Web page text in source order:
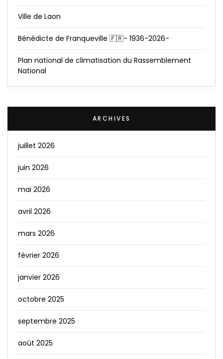
Ville de Laon
Bénédicte de Franqueville 🇫🇷- 1936-2026-
Plan national de climatisation du Rassemblement
National
ARCHIVES
juillet 2026
juin 2026
mai 2026
avril 2026
mars 2026
février 2026
janvier 2026
octobre 2025
septembre 2025
août 2025